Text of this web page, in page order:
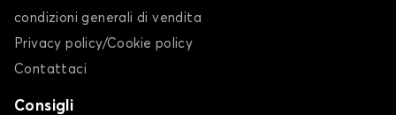
condizioni generali di vendita
Privacy policy/Cookie policy
Contattaci
Consigli